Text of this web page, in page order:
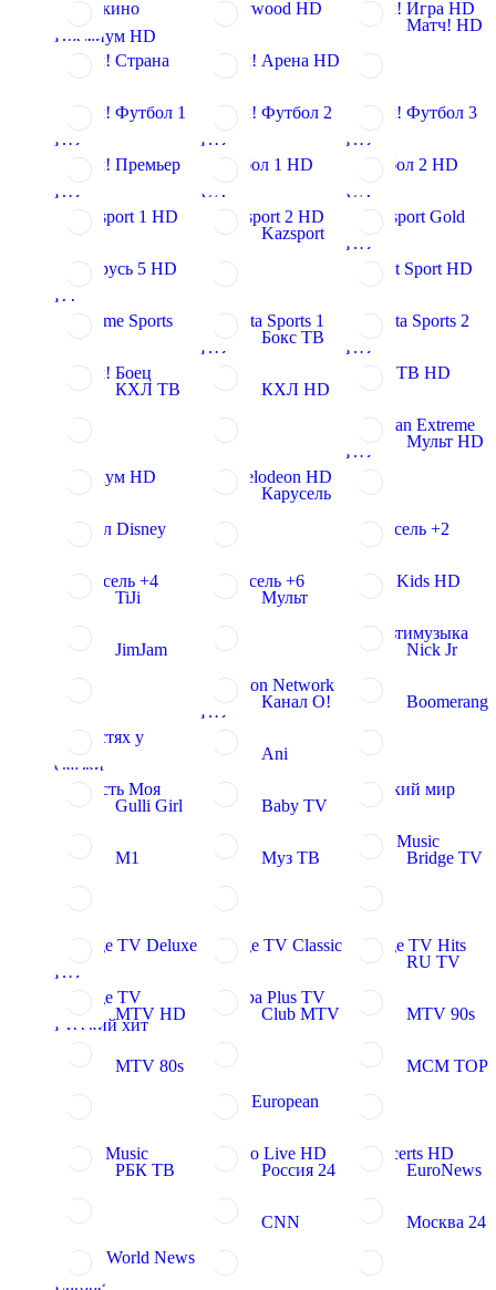
Дом кино
Премиум HD
Hollywood HD Матч! Игра HD
Матч! Страна Матч! Арена HD
Матч! HD
Матч! Футбол 1
HD
Матч! Футбол 2
HD
Матч! Футбол 3
HD
Матч! Премьер
HD
Футбол 1 HD
UA
Футбол 2 HD
UA
Eurosport 1 HD
Eurosport 2 HD
Eurosport Gold
HD
Беларусь 5 HD
BY
Kazsport
Viasat Sport HD
Extreme Sports
Setanta Sports 1
HD
Setanta Sports 2
HD
Матч! Боец
Бокс ТВ
UFC ТВ HD
КХЛ ТВ
КХЛ HD
Russian Extreme
HD
Уникум HD
Nickelodeon HD
Мульт HD
Канал Disney
Карусель
Карусель +2
Карусель +4 Карусель +6
СТС Kids HD
TiJi
Мульт
Мультимузыка
JimJam
Cartoon Network
HD
Nick Jr
В гостях у
сказки
Канал О! Boomerang
Радость Моя
Ani
Детский мир
Gulli Girl
Baby TV
1HD Music
М1
Муз ТВ Bridge TV
Bridge TV Deluxe
HD
Bridge TV Classic Bridge TV Hits
Bridge TV
Русский хит
Europa Plus TV
RU TV
MTV HD Club MTV MTV 90s
MTV 80s
VH1 European
MCM TOP
ТНТ Music Mezzo Live HD
iConcerts HD
РБК ТВ
Россия 24 EuroNews
BBC World News
Europe
CNN Москва 24